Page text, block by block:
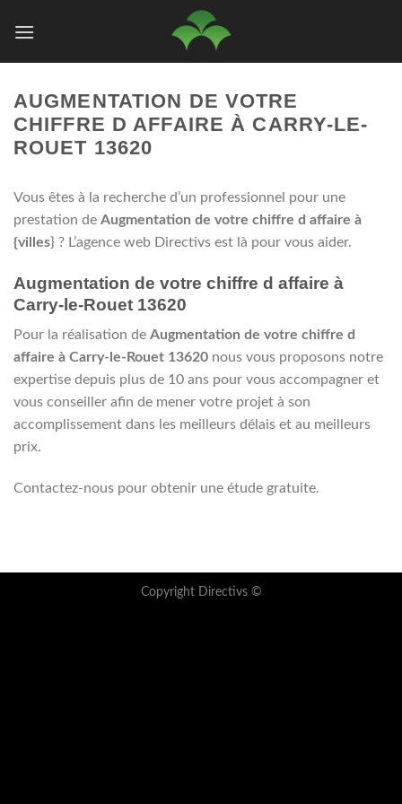
AUGMENTATION DE VOTRE
CHIFFRE D AFFAIRE À CARRY-LE-
ROUET 13620
Vous êtes à la recherche d’un professionnel pour une
prestation de Augmentation de votre chiffre d affaire à
{villes} ? L’agence web Directivs est là pour vous aider.
Augmentation de votre chiffre d affaire à
Carry-le-Rouet 13620
Pour la réalisation de Augmentation de votre chiffre d
affaire à Carry-le-Rouet 13620 nous vous proposons notre
expertise depuis plus de 10 ans pour vous accompagner et
vous conseiller afin de mener votre projet à son
accomplissement dans les meilleurs délais et au meilleurs
prix.
Contactez-nous pour obtenir une étude gratuite.
Copyright Directivs ©